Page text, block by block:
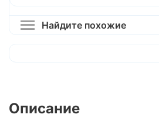
Найдите похожие
Описание